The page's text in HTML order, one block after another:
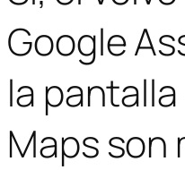
Google
la
Maps son